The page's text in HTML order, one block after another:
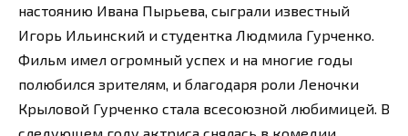
настоянию Ивана Пырьева, сыграли известный
Игорь Ильинский и студентка Людмила Гурченко.
Фильм имел огромный успех и на многие годы
полюбился зрителям, и благодаря роли Леночки
Крыловой Гурченко стала всесоюзной любимицей. В